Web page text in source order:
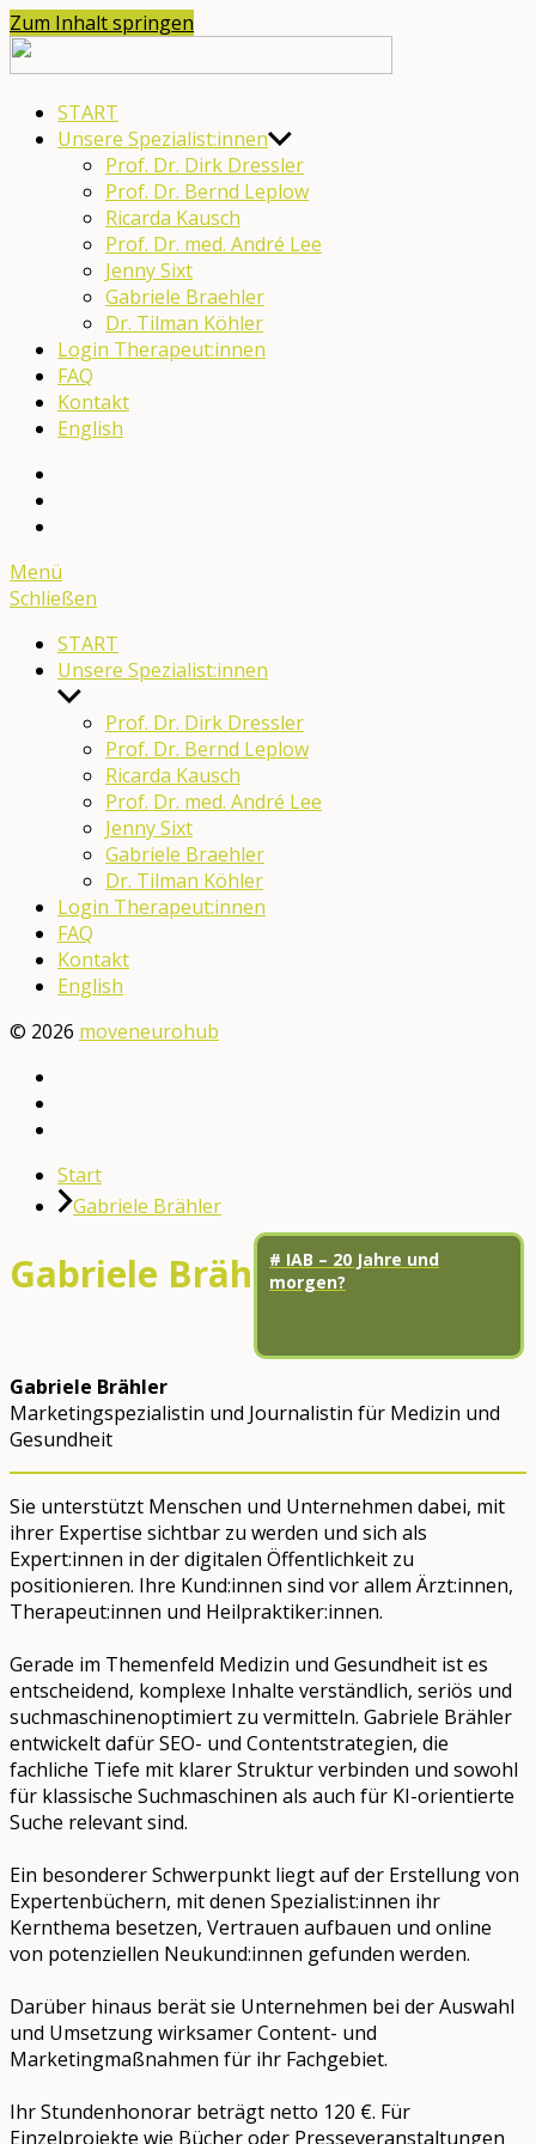
Zum Inhalt springen
START
Unsere Spezialist:innen
Prof. Dr. Dirk Dressler
Prof. Dr. Bernd Leplow
Ricarda Kausch
Prof. Dr. med. André Lee
Jenny Sixt
Gabriele Braehler
Dr. Tilman Köhler
Login Therapeut:innen
FAQ
Kontakt
English
Menü
Schließen
START
Unsere Spezialist:innen
Untermenü
anzeigenProf. Dr. Dirk Dressler
Prof. Dr. Bernd Leplow
Ricarda Kausch
Prof. Dr. med. André Lee
Jenny Sixt
Gabriele Braehler
Dr. Tilman Köhler
Login Therapeut:innen
FAQ
Kontakt
English
© 2026 moveneurohub
Start
Gabriele Brähler
Gabriele Brähler
Gabriele Brähler
Marketingspezialistin und Journalistin für Medizin und
Gesundheit
Sie unterstützt Menschen und Unternehmen dabei, mit
ihrer Expertise sichtbar zu werden und sich als
Expert:innen in der digitalen Öffentlichkeit zu
positionieren. Ihre Kund:innen sind vor allem Ärzt:innen,
Therapeut:innen und Heilpraktiker:innen.
Gerade im Themenfeld Medizin und Gesundheit ist es
entscheidend, komplexe Inhalte verständlich, seriös und
suchmaschinenoptimiert zu vermitteln. Gabriele Brähler
entwickelt dafür SEO- und Contentstrategien, die
fachliche Tiefe mit klarer Struktur verbinden und sowohl
für klassische Suchmaschinen als auch für KI-orientierte
Suche relevant sind.
Ein besonderer Schwerpunkt liegt auf der Erstellung von
Expertenbüchern, mit denen Spezialist:innen ihr
Kernthema besetzen, Vertrauen aufbauen und online
von potenziellen Neukund:innen gefunden werden.
Darüber hinaus berät sie Unternehmen bei der Auswahl
und Umsetzung wirksamer Content- und
Marketingmaßnahmen für ihr Fachgebiet.
Ihr Stundenhonorar beträgt netto 120 €. Für
Einzelprojekte wie Bücher oder Presseveranstaltungen
# IAB – 20 Jahre und
morgen?